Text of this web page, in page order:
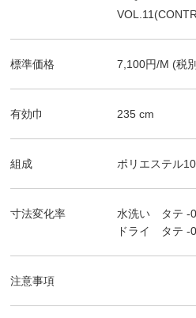
標準価格 7,100円/M (税
有効巾 235 cm
組成 ポリエステル
寸法変化率 水洗い タテ-
ドライ タテ-
注意事項